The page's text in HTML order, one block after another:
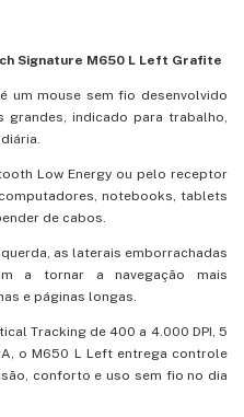
Signature M650 L Left Grafite
um mouse sem fio desenvolvido
grandes, indicado para trabalho,
Low Energy ou pelo receptor
notebooks, tablets
de cabos.
as laterais emborrachadas
a tornar a navegação mais
e páginas longas.
Tracking de 400 a 4.000 DPI, 5
o M650 L Left entrega controle
conforto e uso sem fio no dia